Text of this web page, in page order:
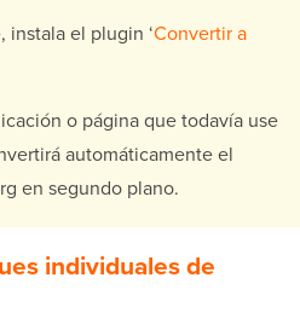
el plugin ‘Convertir a
o página que todavía use
automáticamente el
en segundo plano.
individuales de